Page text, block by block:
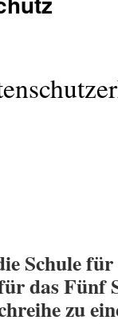
Schule
das Fünf
zu